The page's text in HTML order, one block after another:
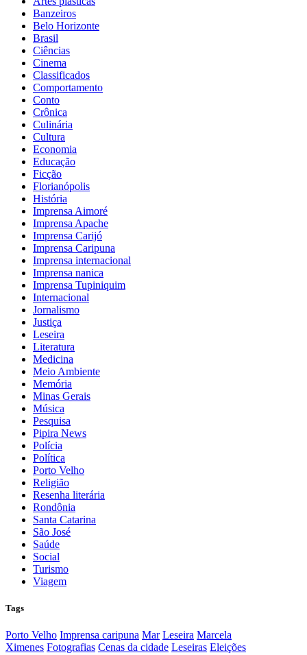
Banzeiros
Belo Horizonte
Brasil
Ciências
Cinema
Classificados
Comportamento
Conto
Crônica
Culinária
Cultura
Economia
Educação
Ficção
Florianópolis
História
Imprensa Aimoré
Imprensa Apache
Imprensa Carijó
Imprensa Caripuna
Imprensa internacional
Imprensa nanica
Imprensa Tupiniquim
Internacional
Jornalismo
Justiça
Leseira
Literatura
Medicina
Meio Ambiente
Memória
Minas Gerais
Música
Pesquisa
Pipira News
Polícia
Política
Porto Velho
Religião
Resenha literária
Rondônia
Santa Catarina
São José
Saúde
Social
Turismo
Viagem
Tags
Porto Velho Imprensa caripuna Mar Leseira Marcela
Ximenes Fotografias Cenas da cidade Leseiras Eleições